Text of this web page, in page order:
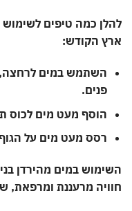
להלן כמה טיפים לשימוש
ארץ הקודש:
השתמש במים
פנים.
הוסף מעט מים לכוס
רסס מעט מים על
השימוש במים מהירדן
חוויה מרעננת ומרפאת,